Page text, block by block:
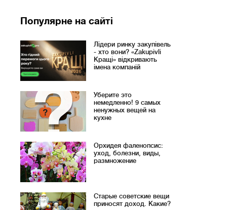
Популярне на сайті
Лідери ринку закупівель
- хто вони? «Zakupivli
Кращі» відкривають
імена компаній
Уберите это
немедленно! 9 самых
ненужных вещей на
кухне
Орхидея фаленопсис:
уход, болезни, виды,
размножение
Старые советские вещи
приносят доход. Какие?